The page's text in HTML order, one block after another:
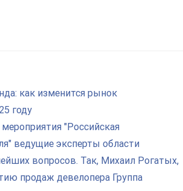
как изменится рынок
году
"Российская
ведущие эксперты области
вопросов. Так, Михаил Рогатых,
продаж девелопера Группа